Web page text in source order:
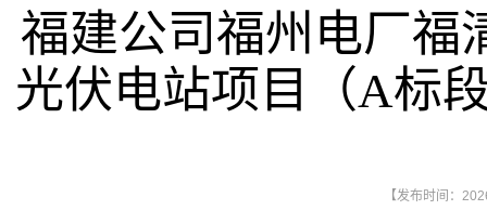
福建公司福州电厂福
光伏电站项目（A标
【发布时间：